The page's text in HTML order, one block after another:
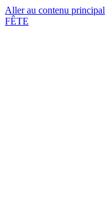
Aller au contenu principal
FÊTE